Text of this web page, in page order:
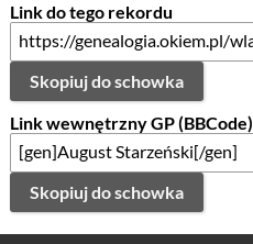
Link do tego rekordu
Skopiuj do schowka
Link wewnętrzny GP (BBCode)
Skopiuj do schowka